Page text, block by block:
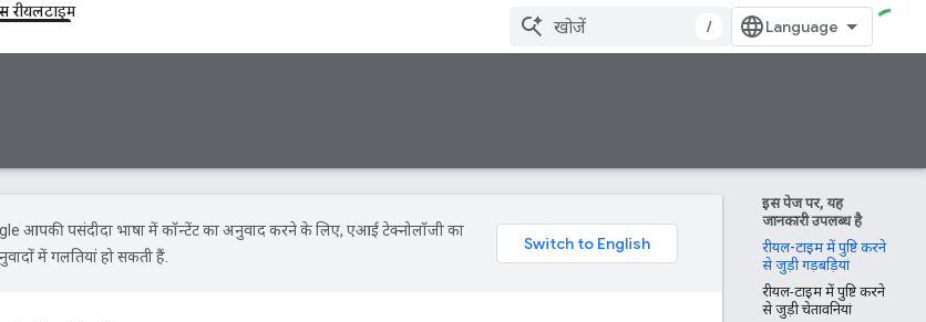
रीयलटाइम
/
इस पेज पर, यह
जानकारी उपलब्ध है
रीयल-टाइम में पुष्टि करने
से जुड़ी गड़बड़ियां
रीयल-टाइम में पुष्टि करने
से जुड़ी चेतावनियां
आपकी पसंदीदा भाषा में कॉन्टेंट का अनुवाद करने के लिए, एआई टेक्नोलॉजी का
में गलतियां हो सकती हैं.